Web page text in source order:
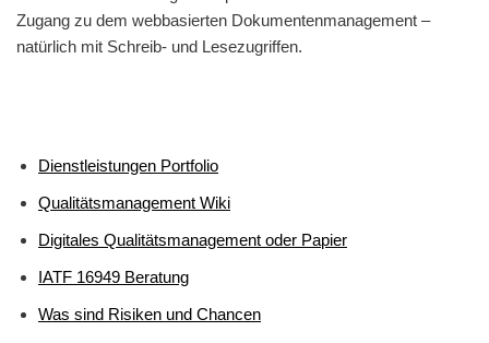
Zugang zu dem webbasierten Dokumentenmanagement –
natürlich mit Schreib- und Lesezugriffen.
Dienstleistungen Portfolio
Qualitätsmanagement Wiki
Digitales Qualitätsmanagement oder Papier
IATF 16949 Beratung
Was sind Risiken und Chancen